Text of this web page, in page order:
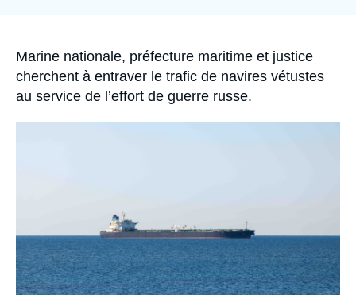
Accroche
Marine nationale, préfecture maritime et justice
cherchent à entraver le trafic de navires vétustes
au service de l’effort de guerre russe.